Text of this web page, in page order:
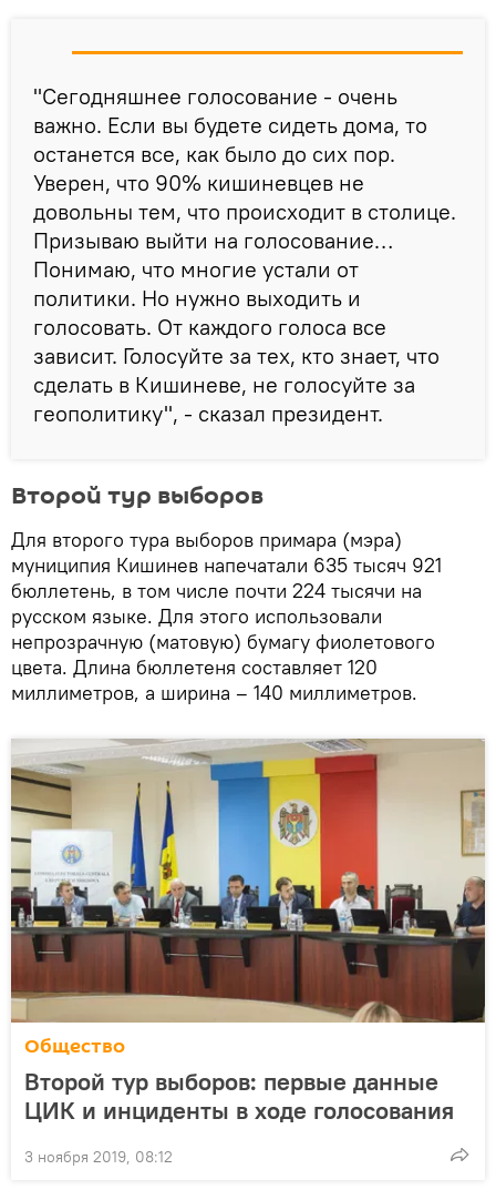
"Сегодняшнее голосование - очень
важно. Если вы будете сидеть дома, то
останется все, как было до сих пор.
Уверен, что 90% кишиневцев не
довольны тем, что происходит в столице.
Призываю выйти на голосование…
Понимаю, что многие устали от
политики. Но нужно выходить и
голосовать. От каждого голоса все
зависит. Голосуйте за тех, кто знает, что
сделать в Кишиневе, не голосуйте за
геополитику", - сказал президент.
Второй тур выборов
Для второго тура выборов примара (мэра)
муниципия Кишинев напечатали 635 тысяч 921
бюллетень, в том числе почти 224 тысячи на
русском языке. Для этого использовали
непрозрачную (матовую) бумагу фиолетового
цвета. Длина бюллетеня составляет 120
миллиметров, а ширина – 140 миллиметров.
Общество
Второй тур выборов: первые данные
ЦИК и инциденты в ходе голосования
3 ноября 2019, 08:12